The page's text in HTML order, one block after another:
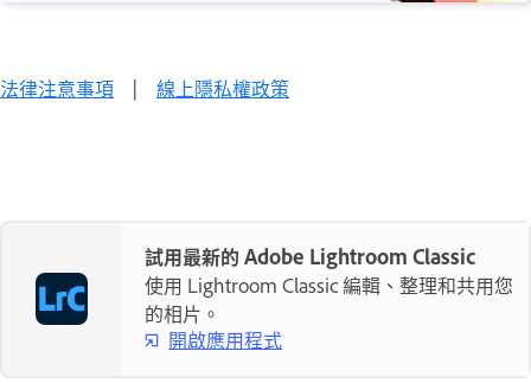
法律注意事項 | 線上隱私權政策
試用最新的 Adobe Lightroom Classic
使用 Lightroom Classic 編輯、整理和共用您
的相片。
開啟應用程式